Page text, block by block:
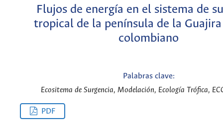
Flujos de energía en el sistema de
tropical de la península de la
colombiano
Palabras clave:
Ecositema de Surgencia, Modelación, Ecología Trófica,
PDF